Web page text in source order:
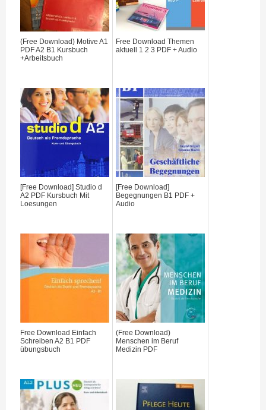
(Free Download) Motive A1
PDF A2 B1 Kursbuch
+Arbeitsbuch
Free Download Themen
aktuell 1 2 3 PDF + Audio
[Free Download] Studio d
A2 PDF Kursbuch Mit
Loesungen
[Free Download]
Begegnungen B1 PDF +
Audio
Free Download Einfach
Schreiben A2 B1 PDF
übungsbuch
(Free Download)
Menschen im Beruf
Medizin PDF